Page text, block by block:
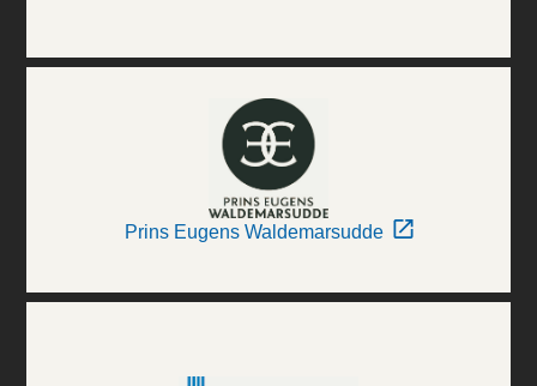
Prins Eugens Waldemarsudde